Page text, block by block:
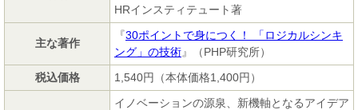
HRインスティテュート著
主な著作
『30ポイントで身につく！ 「ロジカルシンキ
ング」の技術』（PHP研究所）
税込価格
1,540円（本体価格1,400円）
イノベーションの源泉、新機軸となるアイデア